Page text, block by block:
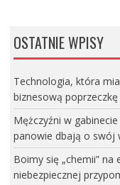
OSTATNIE WPISY
Technologia, która
biznesową poprzeczkę
Mężczyźni w
panowie dbają o swój
Boimy się „chemii”
niebezpiecznej